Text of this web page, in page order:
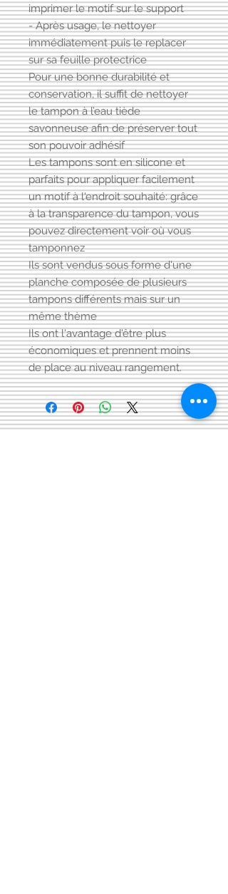
imprimer le motif sur le support
- Après usage, le nettoyer
immédiatement puis le replacer
sur sa feuille protectrice
Pour une bonne durabilité et
conservation, il suffit de nettoyer
le tampon à l’eau tiède
savonneuse afin de préserver tout
son pouvoir adhésif
Les tampons sont en silicone et
parfaits pour appliquer facilement
un motif à l'endroit souhaité: grâce
à la transparence du tampon, vous
pouvez directement voir où vous
tamponnez
Ils sont vendus sous forme d'une
planche composée de plusieurs
tampons différents mais sur un
même thème
Ils ont l'avantage d'être plus
économiques et prennent moins
de place au niveau rangement.